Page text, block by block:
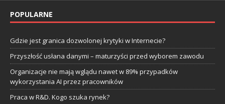
POPULARNE
Gdzie jest granica dozwolonej krytyki w Internecie?
Przyszłość usłana danymi – maturzyści przed wyborem zawodu
Organizacje nie mają wglądu nawet w 89% przypadków
wykorzystania AI przez pracowników
Praca w R&D. Kogo szuka rynek?